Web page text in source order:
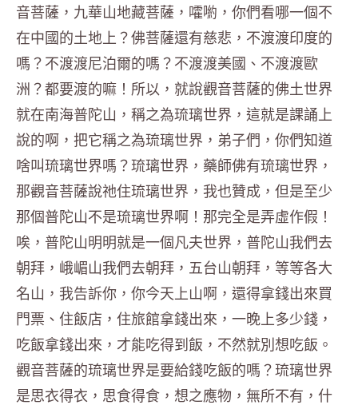
音菩薩，九華山地藏菩薩，嚯喲，你們看哪一個不
在中國的土地上？佛菩薩還有慈悲，不渡渡印度的
嗎？不渡渡尼泊爾的嗎？不渡渡美國、不渡渡歐
洲？都要渡的嘛！所以，就說觀音菩薩的佛土世界
就在南海普陀山，稱之為琉璃世界，這就是課誦上
說的啊，把它稱之為琉璃世界，弟子們，你們知道
啥叫琉璃世界嗎？琉璃世界，藥師佛有琉璃世界，
那觀音菩薩說祂住琉璃世界，我也贊成，但是至少
那個普陀山不是琉璃世界啊！那完全是弄虛作假！
唉，普陀山明明就是一個凡夫世界，普陀山我們去
朝拜，峨嵋山我們去朝拜，五台山朝拜，等等各大
名山，我告訴你，你今天上山啊，還得拿錢出來買
門票、住飯店，住旅館拿錢出來，一晚上多少錢，
吃飯拿錢出來，才能吃得到飯，不然就別想吃飯。
觀音菩薩的琉璃世界是要給錢吃飯的嗎？琉璃世界
是思衣得衣，思食得食，想之應物，無所不有，什